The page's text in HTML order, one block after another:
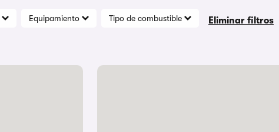
Equipamiento Tipo de combustible Eliminar filtros